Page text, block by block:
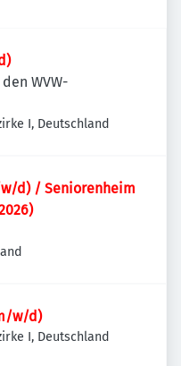
WVW-
I, Deutschland
d) / Seniorenheim
w/d)
I, Deutschland